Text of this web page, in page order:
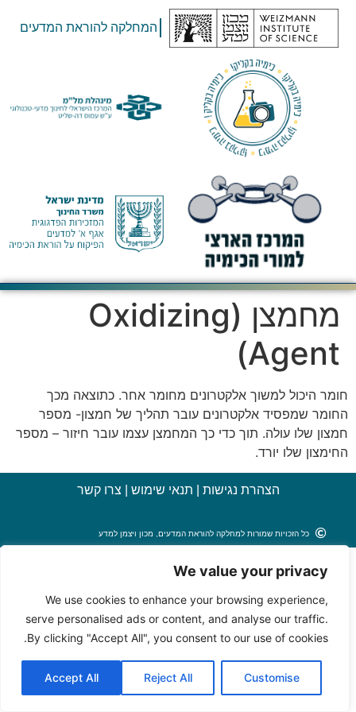
We value your privacy
We use cookies to enhance your browsing experience,
serve personalised ads or content, and analyse our traffic.
By clicking "Accept All", you consent to our use of cookies.
Customise
Reject All
Accept All
המחלקה להוראת המדעים
מחמצן (Oxidizing
Agent)
חומר היכול למשוך אלקטרונים מחומר אחר. כתוצאה מכך
החומר שמפסיד אלקטרונים עובר תהליך של חמצון- מספר
חמצון שלו עולה. תוך כדי כך המחמצן עצמו עובר חיזור – מספר
החימצון שלו יורד.
כל הזכויות שמורות למחלקה להוראת המדעים, מכון ויצמן למדע
הצהרת נגישות תנאי שימוש צרו קשר